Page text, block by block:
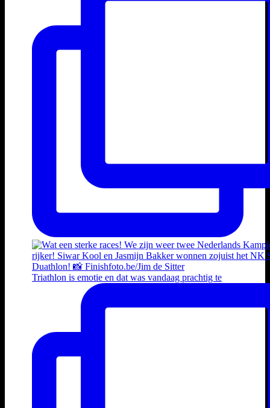
Triathlon is emotie en dat was vandaag prachtig te